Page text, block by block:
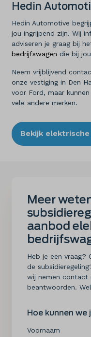
Hedin
Hedin Automotive
jou ingrijpend zijn. Wij
adviseren je graag bij
bedrijfswagen die bij
Neem vrijblijvend
onze vestiging in Den
voor Ford, maar
vele andere merken.
Bekijk
Meer
aanbod
Heb je een vraag?
de
wij nemen contact
beantwoorden.
Hoe kunnen
Voornaam